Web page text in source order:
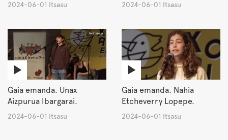
2024-06-01 Itsasu 2024-06-01 Itsasu
Gaia emanda. Unax
Aizpurua Ibargarai.
2024-06-01 Itsasu
Gaia emanda. Nahia
Etcheverry Lopepe.
2024-06-01 Itsasu